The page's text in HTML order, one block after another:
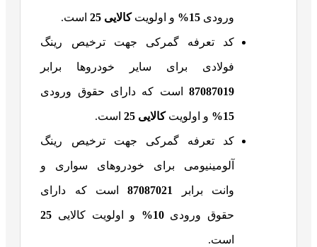
ورودی 15% و اولویتکالایی 25 است.
کد تعرفه گمرکی جهت ترخیص رینگ
فولادی برای سایر خودروها برابر
87087019 است که دارای حقوق ورودی
15% و اولویتکالایی 25 است.
کد تعرفه گمرکی جهت ترخیص رینگ
آلومینیومی برای خودروهای سواری و
وانت برابر 87087021است که دارای
حقوق ورودی10% و اولویت کالایی
است.